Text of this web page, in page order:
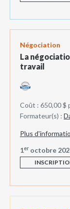
Négociation
La
travail
Coût : 650,00 $
Formateur(s) :
Plus
1er octobre